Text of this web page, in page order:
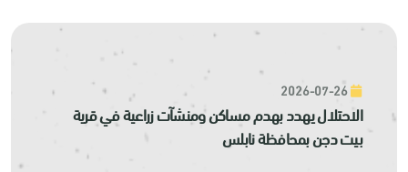
الاحتلال يهدد بهدم مساكن ومنشآت زراعية في قرية
بيت دجن بمحافظة نابلس